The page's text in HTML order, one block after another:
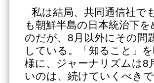
私は結局、共同通信社で
も朝鮮半島の日本統治下
のだが、8月以外にその問
している。「知ること」
様に、ジャーナリズムは8
いのは、続けていくべき